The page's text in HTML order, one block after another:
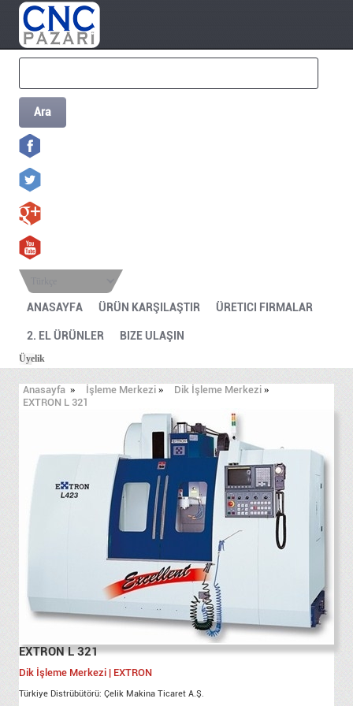
Ara
ANASAYFA ÜRÜN KARŞILAŞTIR ÜRETICI FIRMALAR
2. EL ÜRÜNLER BIZE ULAŞIN
Üyelik
Anasayfa » İşleme Merkezi » Dik İşleme Merkezi »
EXTRON L 321
EXTRON L 321
Dik İşleme Merkezi | EXTRON
Türkiye Distrübütörü: Çelik Makina Ticaret A.Ş.